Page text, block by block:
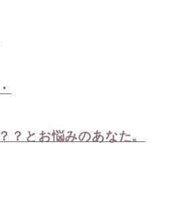
？とお悩みのあなた。